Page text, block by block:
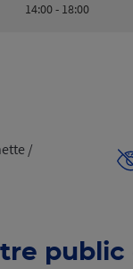
14:00 - 18:00
/